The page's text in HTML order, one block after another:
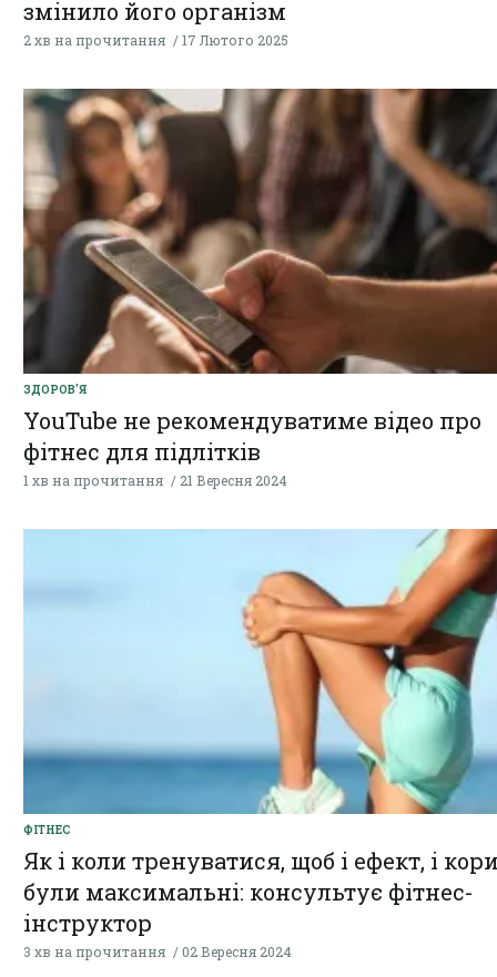
змінило його організм
2 хв на прочитання 17 Лютого 2025
ЗДОРОВ'Я
YouTube не рекомендуватиме відео про
фітнес для підлітків
1 хв на прочитання 21 Вересня 2024
ФІТНЕС
Як і коли тренуватися, щоб і ефект, і
були максимальні: консультує фітнес-
інструктор
3 хв на прочитання 02 Вересня 2024